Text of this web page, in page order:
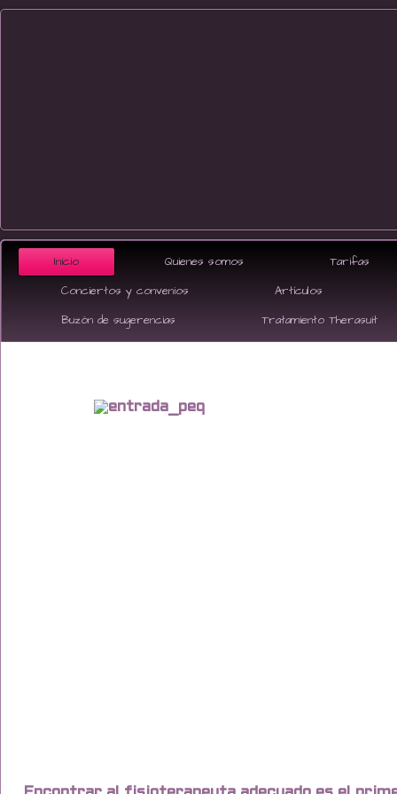
Inicio Quienes somos
Tarifas
Conciertos y convenios
Artículos
Buzón de sugerencias
Tratamiento Therasuit